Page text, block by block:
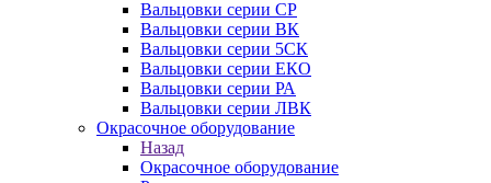
Вальцовки серии СР
Вальцовки серии ВК
Вальцовки серии 5СК
Вальцовки серии ЕКО
Вальцовки серии РА
Вальцовки серии ЛВК
Окрасочное оборудование
Назад
Окрасочное оборудование